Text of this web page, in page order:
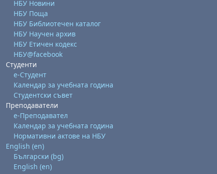
НБУ Новини
НБУ Поща
НБУ Библиотечен каталог
НБУ Научен архив
НБУ Етичен кодекс
НБУ@facebook
Студенти
е-Студент
Календар за учебната година
Студентски съвет
Преподаватели
е-Преподавател
Календар за учебната година
Нормативни актове на НБУ
English ‎(en)‎
Български ‎(bg)‎
English ‎(en)‎